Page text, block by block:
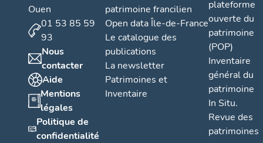
Ouen
01 53 85 59
93
Nous
contacter
Aide
Mentions
légales
Politique de
confidentialité
patrimoine francilien
Open data Île-de-France
Le catalogue des
publications
La newsletter
Patrimoines et
Inventaire
plateforme
ouverte du
patrimoine
(POP)
Inventaire
général du
patrimoine
In Situ.
Revue des
patrimoines